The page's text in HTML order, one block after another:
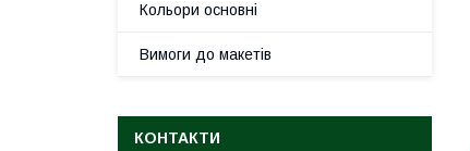
Кольори основні
Вимоги до макетів
КОНТАКТИ